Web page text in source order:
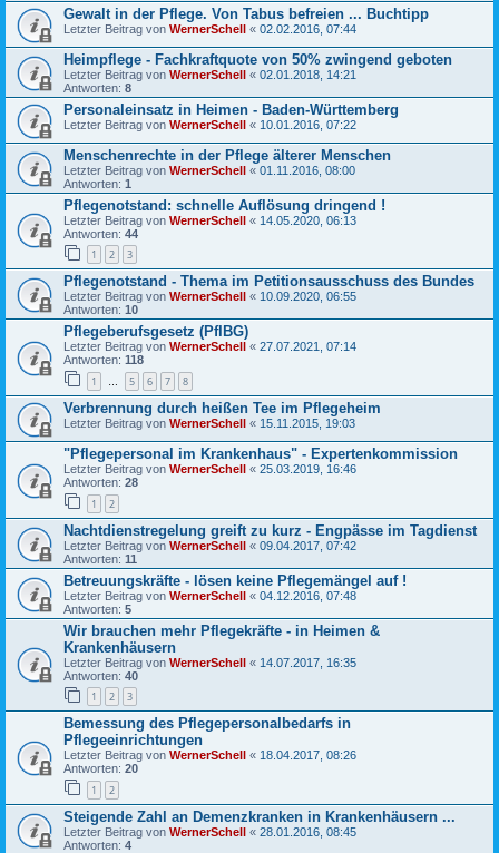
Gewalt in der Pflege. Von Tabus befreien ... Buchtipp
Letzter Beitrag von WernerSchell « 02.02.2016, 07:44
Heimpflege - Fachkraftquote von 50% zwingend geboten
Letzter Beitrag von WernerSchell « 02.01.2018, 14:21
Antworten: 8
Personaleinsatz in Heimen - Baden-Württemberg
Letzter Beitrag von WernerSchell « 10.01.2016, 07:22
Menschenrechte in der Pflege älterer Menschen
Letzter Beitrag von WernerSchell « 01.11.2016, 08:00
Antworten: 1
Pflegenotstand: schnelle Auflösung dringend !
Letzter Beitrag von WernerSchell « 14.05.2020, 06:13
Antworten: 44
1 2 3
Pflegenotstand - Thema im Petitionsausschuss des Bundes
Letzter Beitrag von WernerSchell « 10.09.2020, 06:55
Antworten: 10
Pflegeberufsgesetz (PflBG)
Letzter Beitrag von WernerSchell « 27.07.2021, 07:14
Antworten: 118
1 … 5 6 7 8
Verbrennung durch heißen Tee im Pflegeheim
Letzter Beitrag von WernerSchell « 15.11.2015, 19:03
"Pflegepersonal im Krankenhaus" - Expertenkommission
Letzter Beitrag von WernerSchell « 25.03.2019, 16:46
Antworten: 28
1 2
Nachtdienstregelung greift zu kurz - Engpässe im Tagdienst
Letzter Beitrag von WernerSchell « 09.04.2017, 07:42
Antworten: 11
Betreuungskräfte - lösen keine Pflegemängel auf !
Letzter Beitrag von WernerSchell « 04.12.2016, 07:48
Antworten: 5
Wir brauchen mehr Pflegekräfte - in Heimen &
Krankenhäusern
Letzter Beitrag von WernerSchell « 14.07.2017, 16:35
Antworten: 40
1 2 3
Bemessung des Pflegepersonalbedarfs in
Pflegeeinrichtungen
Letzter Beitrag von WernerSchell « 18.04.2017, 08:26
Antworten: 20
1 2
Steigende Zahl an Demenzkranken in Krankenhäusern ...
Letzter Beitrag von WernerSchell « 28.01.2016, 08:45
Antworten: 4